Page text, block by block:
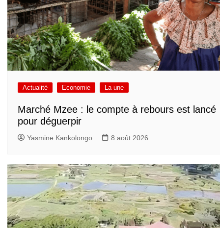
Actualité Economie La une
Marché Mzee : le compte à rebours est lancé
pour déguerpir
Yasmine Kankolongo 8 août 2026